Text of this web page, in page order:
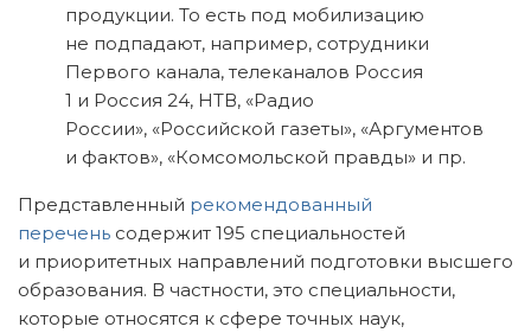
продукции. То есть под мобилизацию
не подпадают, например, сотрудники
Первого канала, телеканалов Россия
1 и Россия 24, НТВ, «Радио
России», «Российской газеты», «Аргументов
и фактов», «Комсомольской правды» и пр.
Представленный рекомендованный
перечень содержит 195 специальностей
и приоритетных направлений подготовки высшего
образования. В частности, это специальности,
которые относятся к сфере точных наук,